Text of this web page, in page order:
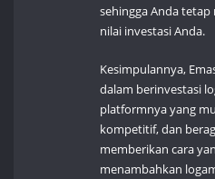
sehingga Anda
nilai investasi Anda.
Kesimpulannya,
dalam berinvestasi
platformnya yang
kompetitif, dan
memberikan cara
menambahkan